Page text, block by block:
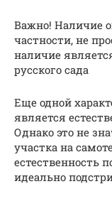
Важно! Наличие
частности, не
наличие
русского сада
Еще одной
является
Однако это не
участка на
естественность
идеально